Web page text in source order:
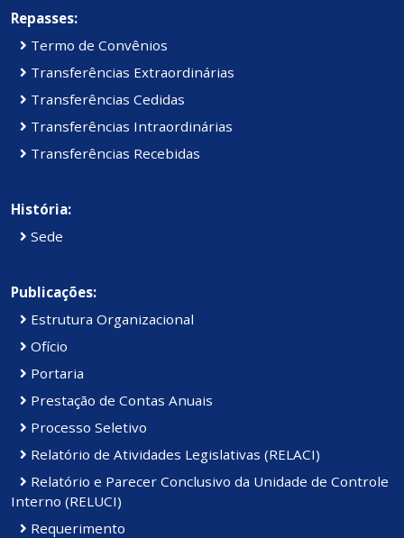
Repasses:
Termo de Convênios
Transferências Extraordinárias
Transferências Cedidas
Transferências Intraordinárias
Transferências Recebidas
História:
Sede
Publicações:
Estrutura Organizacional
Ofício
Portaria
Prestação de Contas Anuais
Processo Seletivo
Relatório de Atividades Legislativas (RELACI)
Relatório e Parecer Conclusivo da Unidade de Controle
Interno (RELUCI)
Requerimento